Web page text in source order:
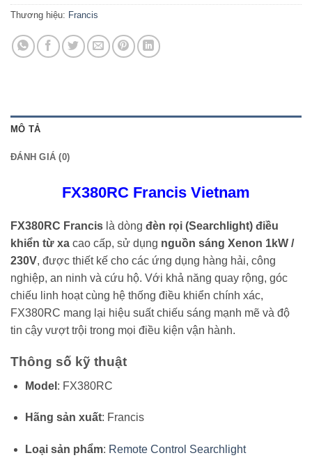
Thương hiệu: Francis
MÔ TẢ
ĐÁNH GIÁ (0)
FX380RC Francis Vietnam
FX380RC Francis là dòng đèn rọi (Searchlight) điều
khiển từ xa cao cấp, sử dụng nguồn sáng Xenon 1kW /
230V, được thiết kế cho các ứng dụng hàng hải, công
nghiệp, an ninh và cứu hộ. Với khả năng quay rộng, góc
chiếu linh hoạt cùng hệ thống điều khiển chính xác,
FX380RC mang lại hiệu suất chiếu sáng mạnh mẽ và độ
tin cậy vượt trội trong mọi điều kiện vận hành.
Thông số kỹ thuật
Model : FX380RC
Hãng sản xuất: Francis
Loại sản phẩm: Remote Control Searchlight